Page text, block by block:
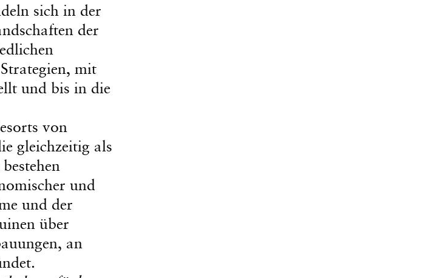
sich in der
der
mit
und bis in die
von
gleichzeitig als
und
und der
über
an